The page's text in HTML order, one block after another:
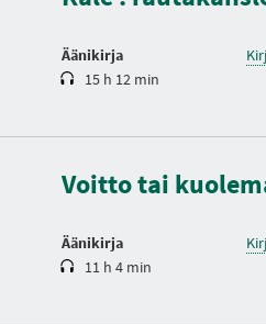
Äänikirja
15 h 12 min
Voitto tai
Äänikirja
s
o
11 h 4 min